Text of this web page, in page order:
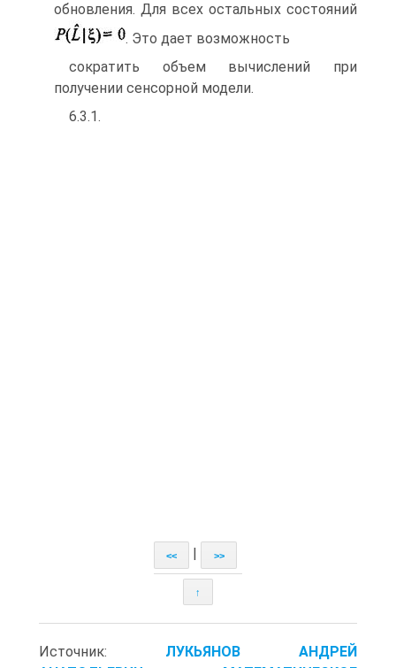
обновления. Для всех остальных состояний
. Это дает возможность
сократить объем вычислений при
получении сенсорной модели.
6.3.1.
<< >>
↑
Источник: ЛУКЬЯНОВ АНДРЕЙ